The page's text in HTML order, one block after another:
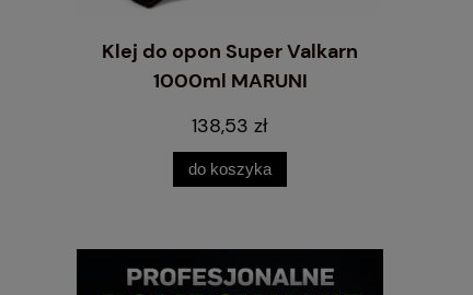
Klej do opon Super Valkarn
1000ml MARUNI
138,53 zł
do koszyka